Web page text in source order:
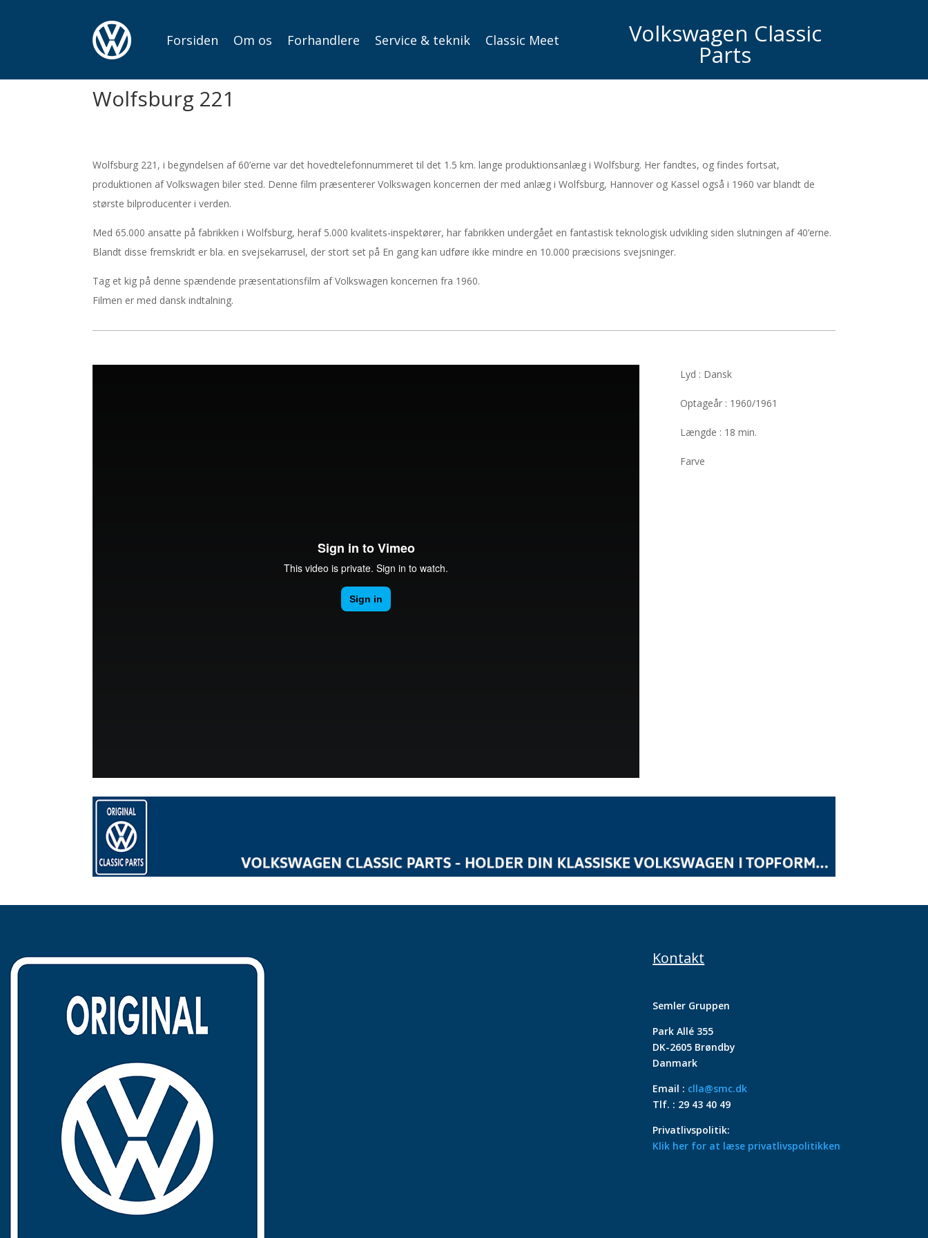
Forsiden Om os Forhandlere Service & teknik Classic Meet Volkswagen Classic
Parts
Wolfsburg 221
Wolfsburg 221, i begyndelsen af 60’erne var det hovedtelefonnummeret til det 1.5 km. lange produktionsanlæg i Wolfsburg. Her fandtes, og findes fortsat,
produktionen af Volkswagen biler sted. Denne film præsenterer Volkswagen koncernen der med anlæg i Wolfsburg, Hannover og Kassel også i 1960 var blandt de
største bilproducenter i verden.
Med 65.000 ansatte på fabrikken i Wolfsburg, heraf 5.000 kvalitets-inspektører, har fabrikken undergået en fantastisk teknologisk udvikling siden slutningen af 40’erne.
Blandt disse fremskridt er bla. en svejsekarrusel, der stort set på En gang kan udføre ikke mindre en 10.000 præcisions svejsninger.
Tag et kig på denne spændende præsentationsfilm af Volkswagen koncernen fra 1960.
Filmen er med dansk indtalning.
Lyd : Dansk
Optageår : 1960/1961
Længde : 18 min.
Farve
Kontakt
Semler Gruppen
Park Allé 355
DK-2605 Brøndby
Danmark
Email : clla@smc.dk
Tlf. : 29 43 40 49
Privatlivspolitik:
Klik her for at læse privatlivspolitikken